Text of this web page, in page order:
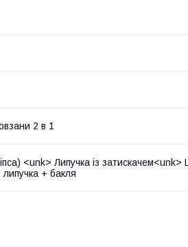
2 в 1
<unk> Липучка із затискачем<unk>
+ бакля